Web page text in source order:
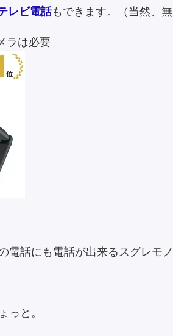
レビ電話もできます。（当然、無
ラは必要
電話にも電話が出来るスグレモノ
っと。